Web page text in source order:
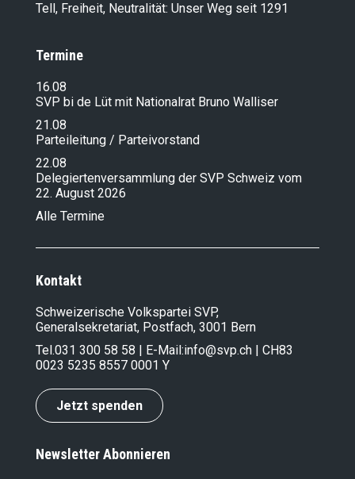
Tell, Freiheit, Neutralität: Unser Weg seit 1291
Termine
16.08
SVP bi de Lüt mit Nationalrat Bruno Walliser
21.08
Parteileitung / Parteivorstand
22.08
Delegiertenversammlung der SVP Schweiz vom
22. August 2026
Alle Termine
Kontakt
Schweizerische Volkspartei SVP,
Generalsekretariat, Postfach, 3001 Bern
Tel.031 300 58 58 | E-Mail:info@svp.ch | CH83
0023 5235 8557 0001 Y
Jetzt spenden
Newsletter Abonnieren